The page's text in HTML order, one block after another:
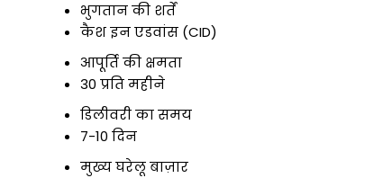
भुगतान की शर्तें
कैश इन एडवांस (CID)
आपूर्ति की क्षमता
30 प्रति महीने
डिलीवरी का समय
7-10 दिन
मुख्य घरेलू बाज़ार